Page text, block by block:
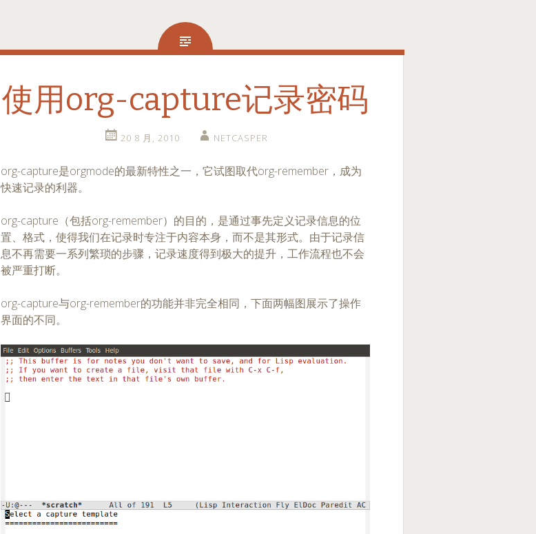
使用org-capture记录密码
20 8 月, 2010 NETCASPER
org-capture是orgmode的最新特性之一，它试图取代org-remember，成为
快速记录的利器。
org-capture（包括org-remember）的目的，是通过事先定义记录信息的位
置、格式，使得我们在记录时专注于内容本身，而不是其形式。由于记录信
息不再需要一系列繁琐的步骤，记录速度得到极大的提升，工作流程也不会
被严重打断。
org-capture与org-remember的功能并非完全相同，下面两幅图展示了操作
界面的不同。